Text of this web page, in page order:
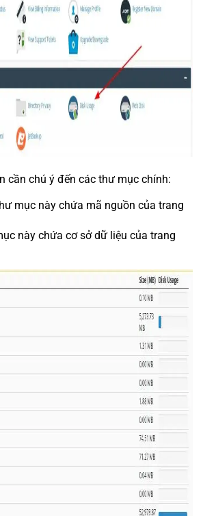
cần chú ý đến các thư mục chính:
mục này chứa mã nguồn của trang
này chứa cơ sở dữ liệu của trang